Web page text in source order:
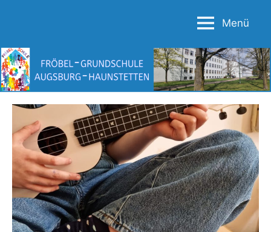
Grundschule
Augsburg-
Haunstetten
Menü